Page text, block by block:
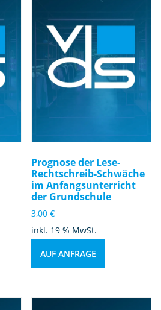
Prognose der Lese-
Rechtschreib-Schwäche
im Anfangsunterricht
der Grundschule
3,00€
inkl. 19 % MwSt.
AUF ANFRAGE